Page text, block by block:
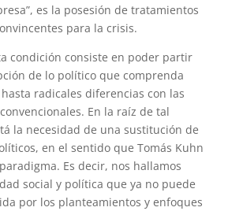
es la posesión de tratamientos
para la crisis.
condición consiste en poder partir
de lo político que comprenda
radicales diferencias con las
En la raíz de tal
la necesidad de una sustitución de
en el sentido que Tomás Kuhn
Es decir, nos hallamos
social y política que ya no puede
por los planteamientos y enfoques